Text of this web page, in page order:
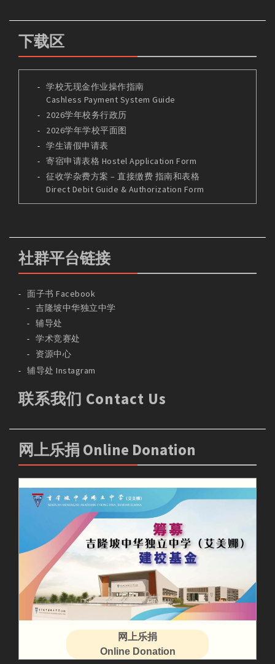
下载区
学校无现金作业操作指南
Cashless Payment System Guide
2026学年校务行政历
2026学年学校平面图
学生请假申请表
寄宿申请表格 Hostel Application Form
征收学杂费方案 – 直接缴费 指南和表格
Direct Debit Guide & Authorization Form
社群平台链接
面子书 Facebook
吉隆坡中华独立中学
辅导处
学术竞赛处
资源中心
辅导处 Instagram
联系我们 Contact Us
网上乐捐 Online Donation
网上乐捐
Online Donation